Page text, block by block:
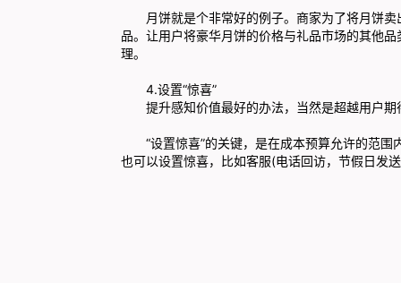
月饼就是个非常好的例子。商家为了将月饼
品。让用户将豪华月饼的价格与礼品市场的其他
理。
4.设置“惊喜”
提升感知价值最好的办法，当然是超越用户期
“设置惊喜”的关键，是在成本预算允许的范
也可以设置惊喜，比如客服(电话回访，节假日发